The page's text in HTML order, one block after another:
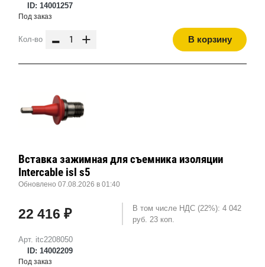
ID: 14001257
Под заказ
Кол-во - + В корзину
Арт. itc2208050
ID: 14002209
Вставка зажимная для съемника изоляции
Intercable isl s5
Обновлено 07.08.2026 в 01:40
22 416 ₽
В том числе НДС (22%): 4 042
руб. 23 коп.
Под заказ